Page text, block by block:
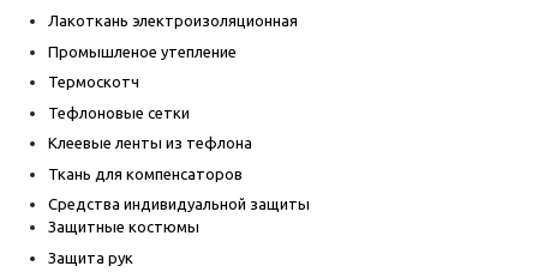
Лакоткань электроизоляционная
Промышленое утепление
Термоскотч
Тефлоновые сетки
Клеевые ленты из тефлона
Ткань для компенсаторов
Средства индивидуальной защиты
Защитные костюмы
Защита рук